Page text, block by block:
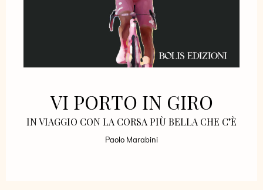
VI PORTO IN GIRO
IN VIAGGIO CON LA CORSA PIÙ BELLA CHE C’È
Paolo Marabini